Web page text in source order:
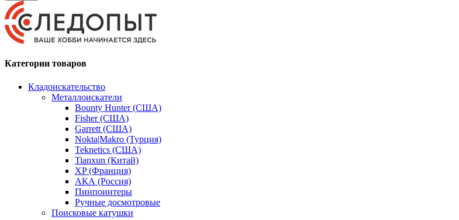
Категории товаров
Кладоискательство
Металлоискатели
Bounty Hunter (США)
Fisher (США)
Garrett (США)
Nokta|Makro (Турция)
Teknetics (США)
Tianxun (Китай)
XP (Франция)
АКА (Россия)
Пинпоинтеры
Ручные досмотровые
Поисковые катушки